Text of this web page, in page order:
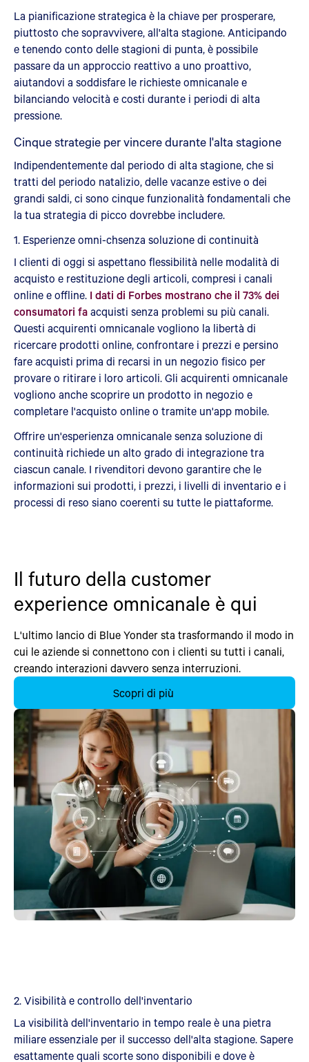
La pianificazione strategica è la chiave per prosperare,
piuttosto che sopravvivere, all'alta stagione. Anticipando
e tenendo conto delle stagioni di punta, è possibile
passare da un approccio reattivo a uno proattivo,
aiutandovi a soddisfare le richieste omnicanale e
bilanciando velocità e costi durante i periodi di alta
pressione.
Cinque strategie per vincere durante l'alta stagione
Indipendentemente dal periodo di alta stagione, che si
tratti del periodo natalizio, delle vacanze estive o dei
grandi saldi, ci sono cinque funzionalità fondamentali che
la tua strategia di picco dovrebbe includere.
1. Esperienze omni-chsenza soluzione di continuità
I clienti di oggi si aspettano flessibilità nelle modalità di
acquisto e restituzione degli articoli, compresi i canali
online e offline. I dati di Forbes mostrano che il 73% dei
consumatori faacquisti senza problemi su più canali.
Questi acquirenti omnicanale vogliono la libertà di
ricercare prodotti online, confrontare i prezzi e persino
fare acquisti prima di recarsi in un negozio fisico per
provare o ritirare i loro articoli. Gli acquirenti omnicanale
vogliono anche scoprire un prodotto in negozio e
completare l'acquisto online o tramite un'app mobile.
Offrire un'esperienza omnicanale senza soluzione di
continuità richiede un alto grado di integrazione tra
ciascun canale. I rivenditori devono garantire che le
informazioni sui prodotti, i prezzi, i livelli di inventario e i
processi di reso siano coerenti su tutte le piattaforme.
Il futuro della customer
experience omnicanale è qui
L'ultimo lancio di Blue Yonder sta trasformando il modo in
cui le aziende si connettono con i clienti su tutti i canali,
creando interazioni davvero senza interruzioni.
Scopri di più
2. Visibilità e controllo dell'inventario
La visibilità dell'inventario in tempo reale è una pietra
miliare essenziale per il successo dell'alta stagione. Sapere
esattamente quali scorte sono disponibili e dove è